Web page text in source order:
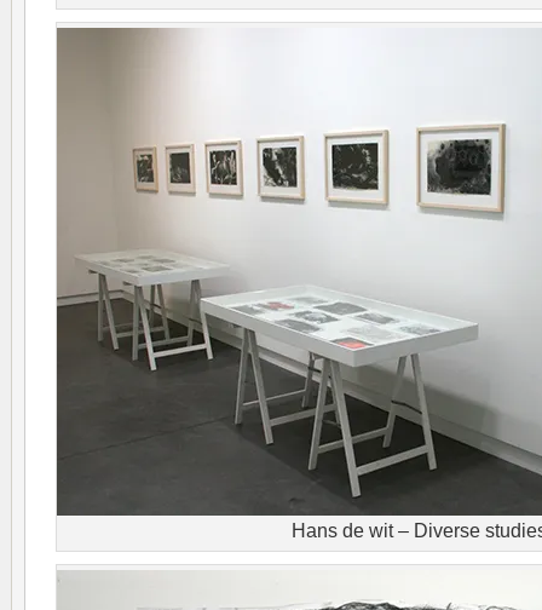
Hans de wit – Diverse